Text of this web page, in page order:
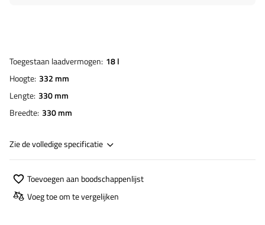
Toegestaan laadvermogen 18 l
Hoogte 332 mm
Lengte 330 mm
Breedte 330 mm
Zie de volledige specificatie
Toevoegen aan boodschappenlijst
Voeg toe om te vergelijken